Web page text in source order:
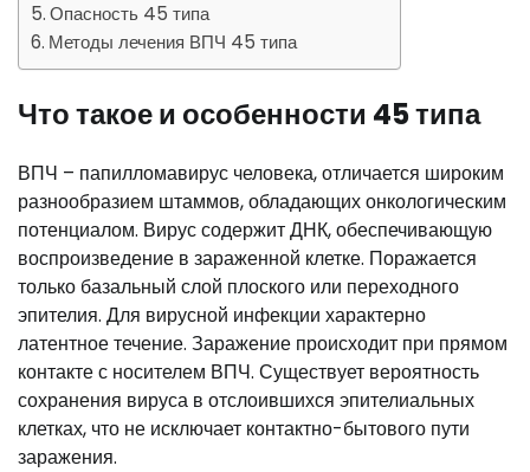
Опасность 45 типа
Методы лечения ВПЧ 45 типа
Что такое и особенности 45 типа
ВПЧ – папилломавирус человека, отличается широким
разнообразием штаммов, обладающих онкологическим
потенциалом. Вирус содержит ДНК, обеспечивающую
воспроизведение в зараженной клетке. Поражается
только базальный слой плоского или переходного
эпителия. Для вирусной инфекции характерно
латентное течение. Заражение происходит при прямом
контакте с носителем ВПЧ. Существует вероятность
сохранения вируса в отслоившихся эпителиальных
клетках, что не исключает контактно-бытового пути
заражения.